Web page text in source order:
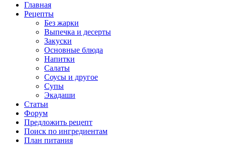
Главная
Рецепты
Без жарки
Выпечка и десерты
Закуски
Основные блюда
Напитки
Салаты
Соусы и другое
Супы
Экадаши
Статьи
Форум
Предложить рецепт
Поиск по ингредиентам
План питания